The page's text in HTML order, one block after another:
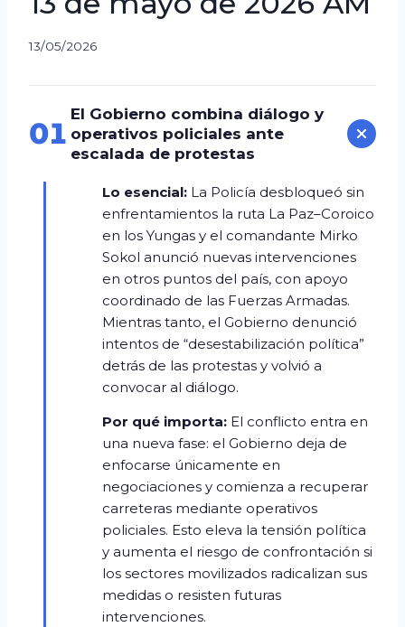
13/05/2026
01
El Gobierno combina diálogo y
operativos policiales ante
escalada de protestas
Lo esencial: La Policía desbloqueó sin
enfrentamientos la ruta La Paz–Coroico
en los Yungas y el comandante Mirko
Sokol anunció nuevas intervenciones
en otros puntos del país, con apoyo
coordinado de las Fuerzas Armadas.
Mientras tanto, el Gobierno denunció
intentos de “desestabilización política”
detrás de las protestas y volvió a
convocar al diálogo.
Por qué importa: El conflicto entra en
una nueva fase: el Gobierno deja de
enfocarse únicamente en
negociaciones y comienza a recuperar
carreteras mediante operativos
policiales. Esto eleva la tensión política
y aumenta el riesgo de confrontación si
los sectores movilizados radicalizan sus
medidas o resisten futuras
intervenciones.